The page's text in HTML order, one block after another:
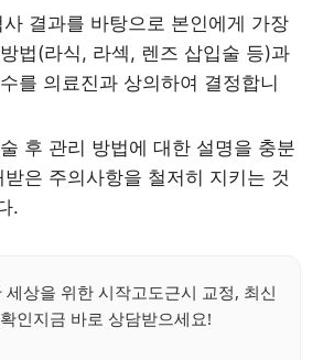
사 결과를 바탕으로 본인에게 가장
법(라식, 라섹, 렌즈 삽입술 등)과
를 의료진과 상의하여 결정합니
후 관리 방법에 대한 설명을 충분
은 주의사항을 철저히 지키는 것
.
세상을 위한 시작고도근시 교정, 최신
인지금 바로 상담받으세요!